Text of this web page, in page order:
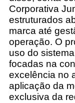
Corporativa
estruturados
marca até
operação. O
uso do
focadas na
excelência no
aplicação da
exclusiva da